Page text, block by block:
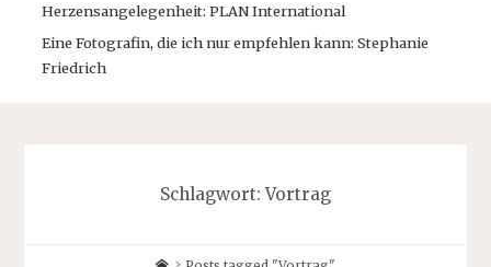
Herzensangelegenheit: PLAN International
Eine Fotografin, die ich nur empfehlen kann: Stephanie
Friedrich
Schlagwort:Vortrag
Home